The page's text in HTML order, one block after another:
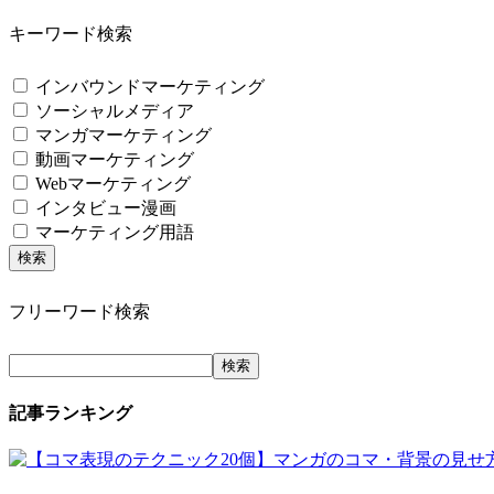
キーワード検索
インバウンドマーケティング
ソーシャルメディア
マンガマーケティング
動画マーケティング
Webマーケティング
インタビュー漫画
マーケティング用語
フリーワード検索
記事ランキング